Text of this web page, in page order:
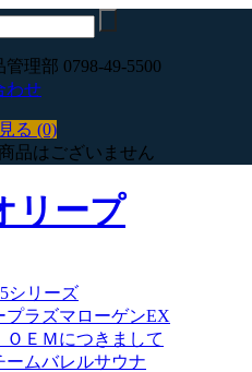
理部 0798-49-5500
わせ
る (0)
品はございません
シリーズ
プラズマローゲンEX
ＥＭにつきまして
ームバレルサウナ